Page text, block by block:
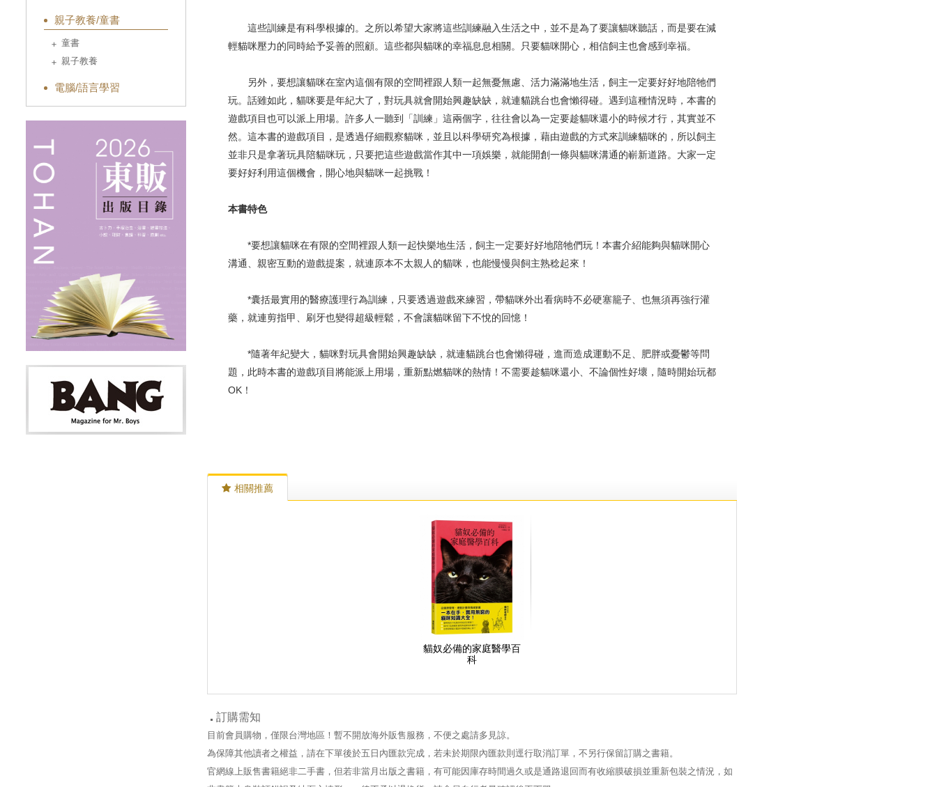
親子教養/童書
童書
親子教養
電腦/語言學習
這些訓練是有科學根據的。之所以希望大家將這些訓練融入生活之中，並不是為了要讓貓咪聽話，而是要在減
輕貓咪壓力的同時給予妥善的照顧。這些都與貓咪的幸福息息相關。只要貓咪開心，相信飼主也會感到幸福。
另外，要想讓貓咪在室內這個有限的空間裡跟人類一起無憂無慮、活力滿滿地生活，飼主一定要好好地陪牠們
玩。話雖如此，貓咪要是年紀大了，對玩具就會開始興趣缺缺，就連貓跳台也會懶得碰。遇到這種情況時，本書的
遊戲項目也可以派上用場。許多人一聽到「訓練」這兩個字，往往會以為一定要趁貓咪還小的時候才行，其實並不
然。這本書的遊戲項目，是透過仔細觀察貓咪，並且以科學研究為根據，藉由遊戲的方式來訓練貓咪的，所以飼主
並非只是拿著玩具陪貓咪玩，只要把這些遊戲當作其中一項娛樂，就能開創一條與貓咪溝通的嶄新道路。大家一定
要好好利用這個機會，開心地與貓咪一起挑戰！
本書特色
*要想讓貓咪在有限的空間裡跟人類一起快樂地生活，飼主一定要好好地陪牠們玩！本書介紹能夠與貓咪開心
溝通、親密互動的遊戲提案，就連原本不太親人的貓咪，也能慢慢與飼主熟稔起來！
*囊括最實用的醫療護理行為訓練，只要透過遊戲來練習，帶貓咪外出看病時不必硬塞籠子、也無須再強行灌
藥，就連剪指甲、刷牙也變得超級輕鬆，不會讓貓咪留下不悅的回憶！
*隨著年紀變大，貓咪對玩具會開始興趣缺缺，就連貓跳台也會懶得碰，進而造成運動不足、肥胖或憂鬱等問
題，此時本書的遊戲項目將能派上用場，重新點燃貓咪的熱情！不需要趁貓咪還小、不論個性好壞，隨時開始玩都
OK！
相關推薦
貓奴必備的家庭醫學百
科
訂購需知
目前會員購物，僅限台灣地區！暫不開放海外販售服務，不便之處請多見諒。
為保障其他讀者之權益，請在下單後於五日內匯款完成，若未於期限內匯款則逕行取消訂單，不另行保留訂購之書籍。
官網線上販售書籍絕非二手書，但若非當月出版之書籍，有可能因庫存時間過久或是通路退回而有收縮膜破損並重新包裝之情況，如